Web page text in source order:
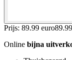
Prijs: 89.99 euro89.99
Online bijna